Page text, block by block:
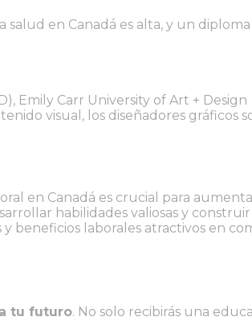
salud en Canadá es alta, y un
Emily Carr University of Art + Design
visual, los diseñadores gráficos
en Canadá es crucial para
habilidades valiosas y
beneficios laborales atractivos en
tu futuro. No solo recibirás una